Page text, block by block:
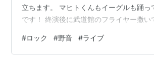
立ちます。 マヒトくんもイーグルも踊っ
です！ 終演後に武道館のフライヤー撒い
ね。 他には、さよならポエジーやbacho
ましたね。 突然少年（解散かよ！）の大
#ロック #野音 #ライブ